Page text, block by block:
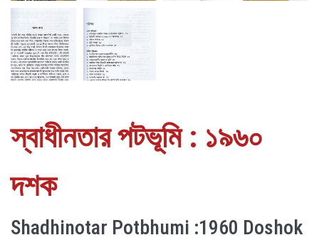
স্বাধীনতার পটভূমি : ১৯৬০
দশক
Shadhinotar Potbhumi :1960 Doshok